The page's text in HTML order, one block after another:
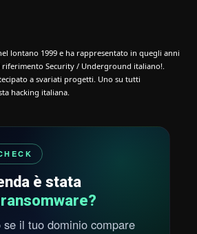
lontano 1999 e ha rappresentato in quegli anni
Security / Underground italiano!.
a svariati progetti. Uno su tutti
hacking italiana.
è stata
se il tuo dominio compare